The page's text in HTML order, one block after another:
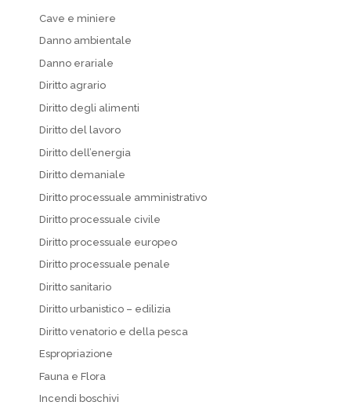
Cave e miniere
Danno ambientale
Danno erariale
Diritto agrario
Diritto degli alimenti
Diritto del lavoro
Diritto dell’energia
Diritto demaniale
Diritto processuale amministrativo
Diritto processuale civile
Diritto processuale europeo
Diritto processuale penale
Diritto sanitario
Diritto urbanistico – edilizia
Diritto venatorio e della pesca
Espropriazione
Fauna e Flora
Incendi boschivi